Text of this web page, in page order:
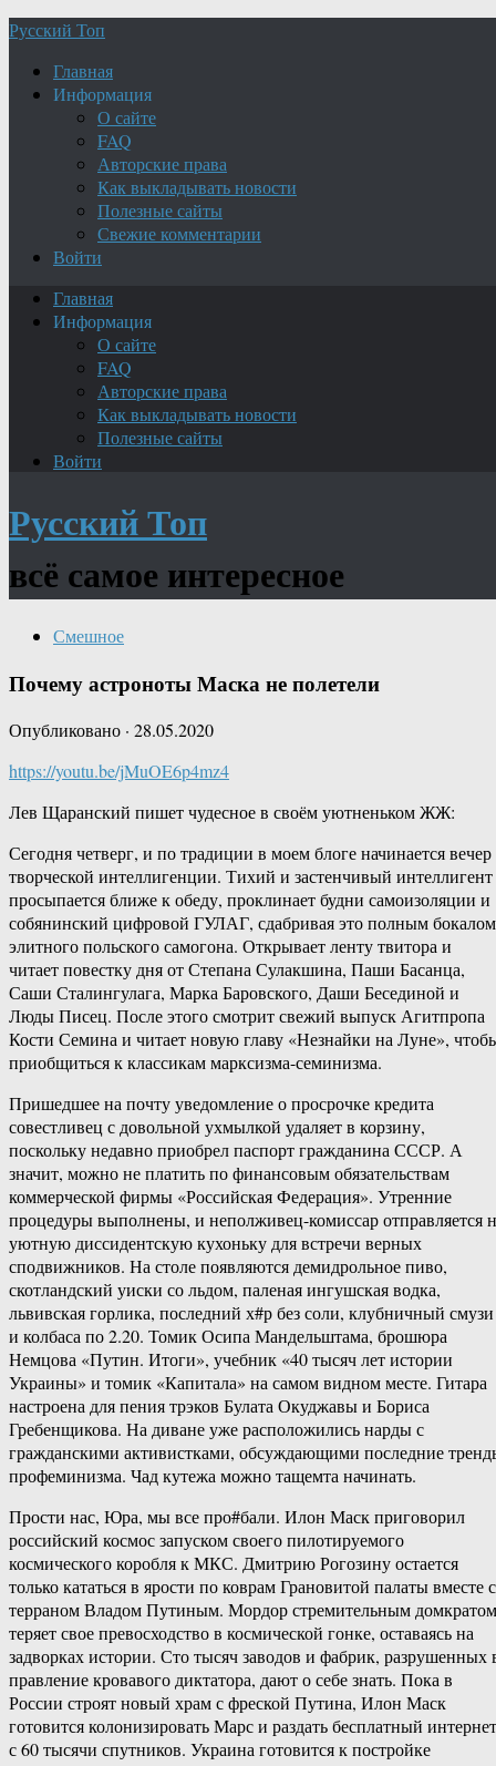
Русский Топ
Главная
Информация
О сайте
FAQ
Авторские права
Как выкладывать новости
Полезные сайты
Свежие комментарии
Войти
Главная
Информация
О сайте
FAQ
Авторские права
Как выкладывать новости
Полезные сайты
Войти
Русский Топ
всё самое интересное
Смешное
Почему астроноты Маска не полетели
Опубликовано · 28.05.2020
https://youtu.be/jMuOE6p4mz4
Лев Щаранский пишет чудесное в своём уютненьком ЖЖ:
Сегодня четверг, и по традиции в моем блоге начинается вечер
творческой интеллигенции. Тихий и застенчивый интеллигент
просыпается ближе к обеду, проклинает будни самоизоляции и
собянинский цифровой ГУЛАГ, сдабривая это полным бокалом
элитного польского самогона. Открывает ленту твитора и
читает повестку дня от Степана Сулакшина, Паши Басанца,
Саши Сталингулага, Марка Баровского, Даши Бесединой и
Люды Писец. После этого смотрит свежий выпуск Агитпропа
Кости Семина и читает новую главу «Незнайки на Луне»,
приобщиться к классикам марксизма-семинизма.
Пришедшее на почту уведомление о просрочке кредита
совестливец с довольной ухмылкой удаляет в корзину,
поскольку недавно приобрел паспорт гражданина СССР. А
значит, можно не платить по финансовым обязательствам
коммерческой фирмы «Российская Федерация». Утренние
процедуры выполнены, и неполживец-комиссар отправляется
уютную диссидентскую кухоньку для встречи верных
сподвижников. На столе появляются демидрольное пиво,
скотландский уиски со льдом, паленая ингушская водка,
львивская горлика, последний х#р без соли, клубничный смузи
и колбаса по 2.20. Томик Осипа Мандельштама, брошюра
Немцова «Путин. Итоги», учебник «40 тысяч лет истории
Украины» и томик «Капитала» на самом видном месте. Гитара
настроена для пения трэков Булата Окуджавы и Бориса
Гребенщикова. На диване уже расположились нарды с
гражданскими активистками, обсуждающими последние
профеминизма. Чад кутежа можно тащемта начинать.
Прости нас, Юра, мы все про#бали. Илон Маск приговорил
российский космос запуском своего пилотируемого
космического коробля к МКС. Дмитрию Рогозину остается
только кататься в ярости по коврам Грановитой палаты вместе с
терраном Владом Путиным. Мордор стремительным домкратом
теряет свое превосходство в космической гонке, оставаясь на
задворках истории. Сто тысяч заводов и фабрик, разрушенных
правление кровавого диктатора, дают о себе знать. Пока в
России строят новый храм с фреской Путина, Илон Маск
готовится колонизировать Марс и раздать бесплатный интернет
с 60 тысячи спутников. Украина готовится к постройке